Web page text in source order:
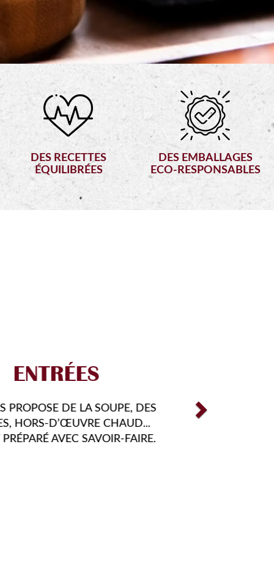
DES RECETTES
ÉQUILIBRÉES
DES EMBALLAGES
ECO-RESPONSABLES
FORMULES
FAIRE DÉCOUVRIR DE NOUVEAUX
ET CHALLENGER VOS PAPILLES TOUT
DE L'ANNÉE FONT PARTIE DE NOS